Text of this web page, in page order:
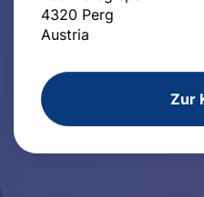
4320 Perg
Austria
Zur